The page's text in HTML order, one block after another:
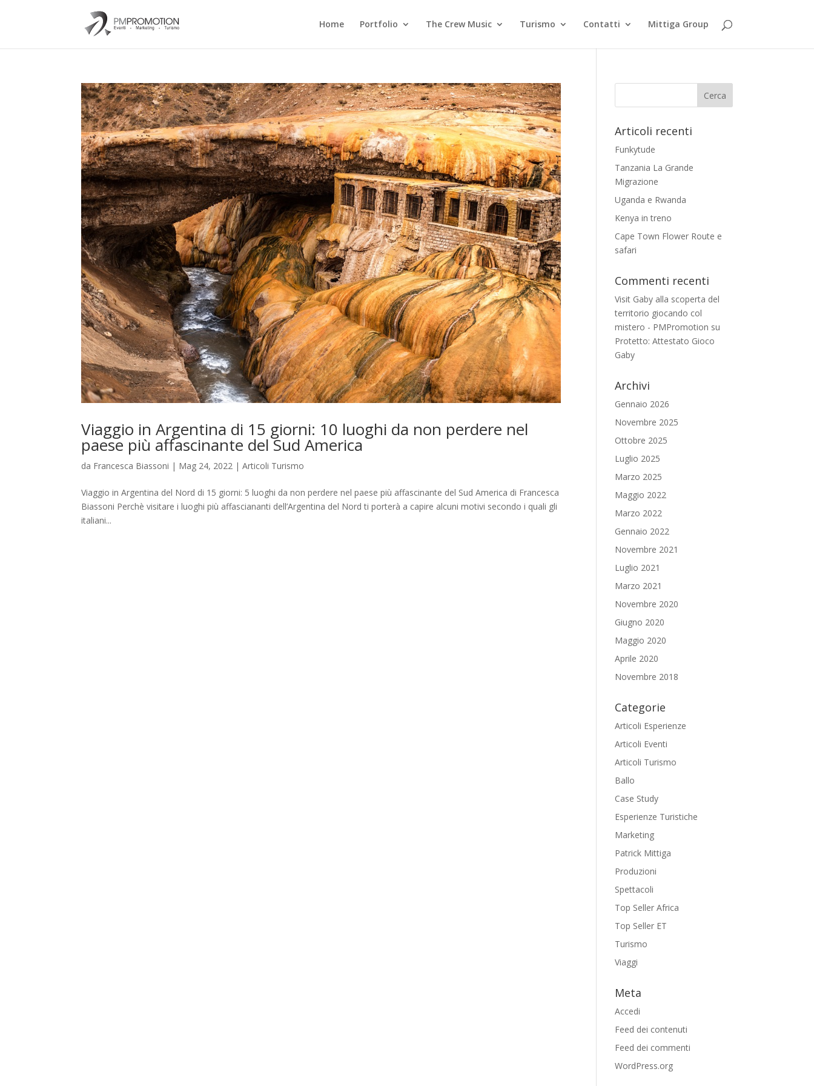
Home Portfolio The Crew Music Turismo Contatti Mittiga Group
Viaggio in Argentina di 15 giorni: 10 luoghi da non perdere nel
paese più affascinante del Sud America
da Francesca Biassoni | Mag 24, 2022 |Articoli Turismo
Viaggio in Argentina del Nord di 15 giorni: 5 luoghi da non perdere nel paese più affascinante del Sud America di Francesca
Biassoni Perchè visitare i luoghi più affasciananti dell’Argentina del Nord ti porterà a capire alcuni motivi secondo i quali gli
italiani...
Articoli recenti
Funkytude
Tanzania La Grande
Migrazione
Uganda e Rwanda
Kenya in treno
Cape Town Flower Route e
safari
Commenti recenti
Visit Gaby alla scoperta del
territorio giocando col
mistero - PMPromotion su
Protetto: Attestato Gioco
Gaby
Archivi
Gennaio 2026
Novembre 2025
Ottobre 2025
Luglio 2025
Marzo 2025
Maggio 2022
Marzo 2022
Gennaio 2022
Novembre 2021
Luglio 2021
Marzo 2021
Novembre 2020
Giugno 2020
Maggio 2020
Aprile 2020
Novembre 2018
Categorie
Articoli Esperienze
Articoli Eventi
Articoli Turismo
Ballo
Case Study
Esperienze Turistiche
Marketing
Patrick Mittiga
Produzioni
Spettacoli
Top Seller Africa
Top Seller ET
Turismo
Viaggi
Meta
Accedi
Feed dei contenuti
Feed dei commenti
WordPress.org